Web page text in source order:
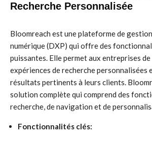
Recherche Personnalisée
Bloomreach est une plateforme de
numérique (DXP) qui offre des
puissantes. Elle permet aux entreprises de
expériences de recherche personnalisées
résultats pertinents à leurs clients.
solution complète qui comprend des
recherche, de navigation et de
Fonctionnalités clés: